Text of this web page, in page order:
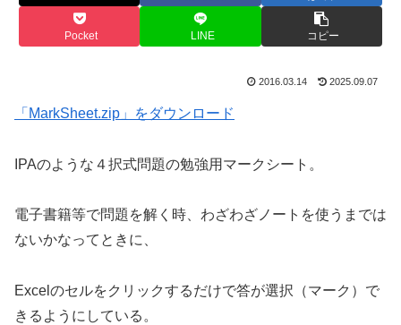
Pocket LINE コピー
2016.03.14 2025.09.07
「MarkSheet.zip」をダウンロード
IPAのような４択式問題の勉強用マークシート。
電子書籍等で問題を解く時、わざわざノートを使うまでは
ないかなってときに、
Excelのセルをクリックするだけで答が選択（マーク）で
きるようにしている。